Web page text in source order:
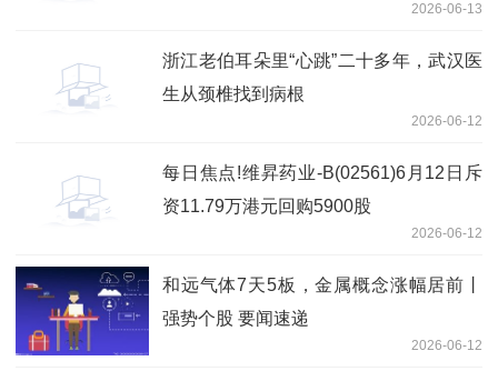
2026-06-13
浙江老伯耳朵里“心跳”二十多年，武汉医
生从颈椎找到病根
2026-06-12
每日焦点!维昇药业-B(02561)6月12日斥
资11.79万港元回购5900股
2026-06-12
和远气体7天5板，金属概念涨幅居前丨
强势个股 要闻速递
2026-06-12